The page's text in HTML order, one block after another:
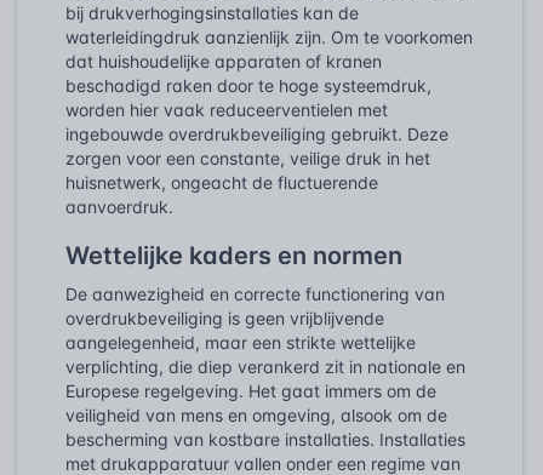
bij drukverhogingsinstallaties kan de
waterleidingdruk aanzienlijk zijn. Om te voorkomen
dat huishoudelijke apparaten of kranen
beschadigd raken door te hoge systeemdruk,
worden hier vaak reduceerventielen met
ingebouwde overdrukbeveiliging gebruikt. Deze
zorgen voor een constante, veilige druk in het
huisnetwerk, ongeacht de fluctuerende
aanvoerdruk.
Wettelijke kaders en normen
De aanwezigheid en correcte functionering van
overdrukbeveiliging is geen vrijblijvende
aangelegenheid, maar een strikte wettelijke
verplichting, die diep verankerd zit in nationale en
Europese regelgeving. Het gaat immers om de
veiligheid van mens en omgeving, alsook om de
bescherming van kostbare installaties. Installaties
met drukapparatuur vallen onder een regime van